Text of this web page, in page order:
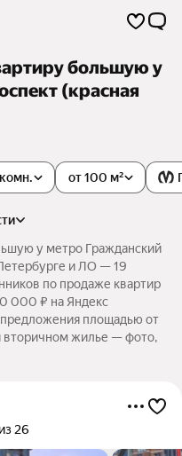
большую у
(красная
от 100 м²
у метро Гражданский
и ЛО — 19
по продаже квартир
000 ₽ на Яндекс
площадью от
вторичном жилье — фото,
26